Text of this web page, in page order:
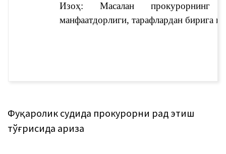
Изоҳ: Масалан прокурорнинг
манфаатдорлиги, тарафлардан бирига
Фуқаролик судида прокурорни рад этиш
тўғрисида ариза